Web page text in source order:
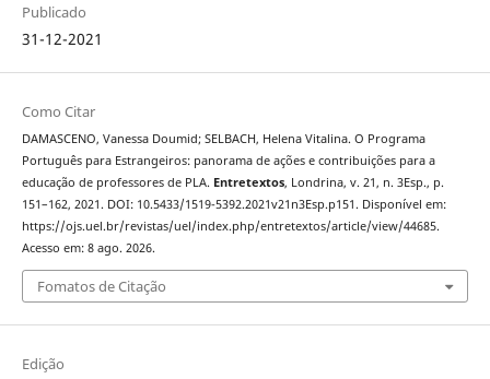
Publicado
31-12-2021
Como Citar
DAMASCENO, Vanessa Doumid; SELBACH, Helena Vitalina. O Programa
Português para Estrangeiros: panorama de ações e contribuições para a
educação de professores de PLA. Entretextos, Londrina, v. 21, n. 3Esp., p.
151–162, 2021. DOI: 10.5433/1519-5392.2021v21n3Esp.p151. Disponível em:
https://ojs.uel.br/revistas/uel/index.php/entretextos/article/view/44685.
Acesso em: 8 ago. 2026.
Fomatos de Citação
Edição